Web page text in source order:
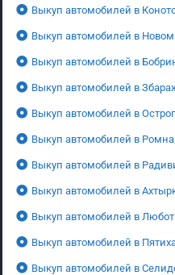
Выкуп автомобилей в
Выкуп автомобилей в Новом
Выкуп автомобилей в
Выкуп автомобилей в
Выкуп автомобилей в
Выкуп автомобилей в
Выкуп автомобилей в
Выкуп автомобилей в
Выкуп автомобилей в
Выкуп автомобилей в
Выкуп автомобилей в